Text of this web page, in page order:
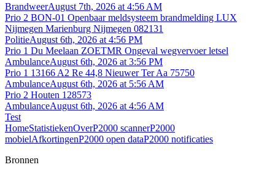
BrandweerAugust 7th, 2026 at 4:56 AM
Prio 2 BON-01 Openbaar meldsysteem brandmelding LUX
Nijmegen Marienburg Nijmegen 082131
PolitieAugust 6th, 2026 at 4:56 PM
Prio 1 Du Meelaan ZOETMR Ongeval wegvervoer letsel
AmbulanceAugust 6th, 2026 at 3:56 PM
Prio 1 13166 A2 Re 44,8 Nieuwer Ter Aa 75750
AmbulanceAugust 6th, 2026 at 5:56 AM
Prio 2 Houten 128573
AmbulanceAugust 6th, 2026 at 4:56 AM
Test
HomeStatistiekenOverP2000 scannerP2000
mobielAfkortingenP2000 open dataP2000 notificaties
Bronnen